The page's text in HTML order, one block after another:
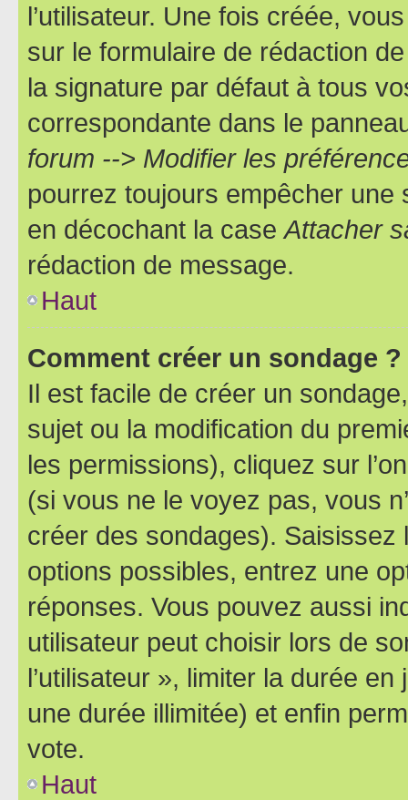
l’utilisateur. Une fois créée,
sur le formulaire de rédaction
la signature par défaut à tous
correspondante dans le
forum --> Modifier les
pourrez toujours empêcher une
en décochant la caseAttacher
rédaction de message.
Haut
Comment créer un sondage ?
Il est facile de créer un
sujet ou la modification du
les permissions), cliquez sur
(si vous ne le voyez pas, vous
créer des sondages).
options possibles, entrez une
réponses. Vous pouvez aussi
utilisateur peut choisir lors de
l’utilisateur », limiter la durée
une durée illimitée) et enfin
vote.
Haut